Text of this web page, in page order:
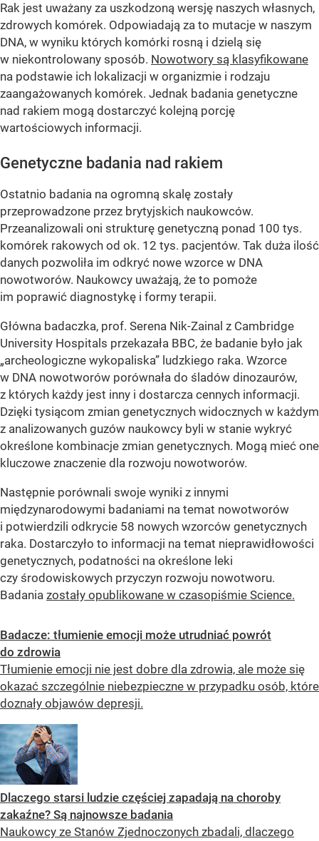
Rak jest uważany za uszkodzoną wersję naszych własnych,
zdrowych komórek. Odpowiadają za to mutacje w naszym
DNA, w wyniku których komórki rosną i dzielą się
w niekontrolowany sposób. Nowotwory są klasyfikowane
na podstawie ich lokalizacji w organizmie i rodzaju
zaangażowanych komórek. Jednak badania genetyczne
nad rakiem mogą dostarczyć kolejną porcję
wartościowych informacji.
Genetyczne badania nad rakiem
Ostatnio badania na ogromną skalę zostały
przeprowadzone przez brytyjskich naukowców.
Przeanalizowali oni strukturę genetyczną ponad 100 tys.
komórek rakowych od ok. 12 tys. pacjentów. Tak duża ilość
danych pozwoliła im odkryć nowe wzorce w DNA
nowotworów. Naukowcy uważają, że to pomoże
im poprawić diagnostykę i formy terapii.
Główna badaczka, prof. Serena Nik-Zainal z Cambridge
University Hospitals przekazała BBC, że badanie było jak
„archeologiczne wykopaliska” ludzkiego raka. Wzorce
w DNA nowotworów porównała do śladów dinozaurów,
z których każdy jest inny i dostarcza cennych informacji.
Dzięki tysiącom zmian genetycznych widocznych w każdym
z analizowanych guzów naukowcy byli w stanie wykryć
określone kombinacje zmian genetycznych. Mogą mieć one
kluczowe znaczenie dla rozwoju nowotworów.
Następnie porównali swoje wyniki z innymi
międzynarodowymi badaniami na temat nowotworów
i potwierdzili odkrycie 58 nowych wzorców genetycznych
raka. Dostarczyło to informacji na temat nieprawidłowości
genetycznych, podatności na określone leki
czy środowiskowych przyczyn rozwoju nowotworu.
Badania zostały opublikowane w czasopiśmie Science.
Badacze: tłumienie emocji może utrudniać powrót
do zdrowia
Tłumienie emocji nie jest dobre dla zdrowia, ale może się
okazać szczególnie niebezpieczne w przypadku osób, które
doznały objawów depresji.
Dlaczego starsi ludzie częściej zapadają na choroby
zakaźne? Są najnowsze badania
Naukowcy ze Stanów Zjednoczonych zbadali, dlaczego